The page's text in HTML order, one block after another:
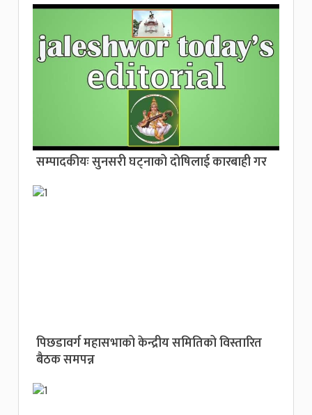
सम्पादकीयः सुनसरी घट्नाको दोषिलाई कारबाही गर
पिछडावर्ग महासभाको केन्द्रीय समितिको विस्तारित
बैठक समपन्न